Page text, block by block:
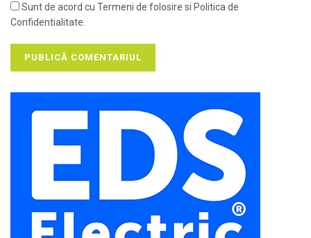
Sunt de acord cu Termeni de folosire si Politica de
Confidentialitate.